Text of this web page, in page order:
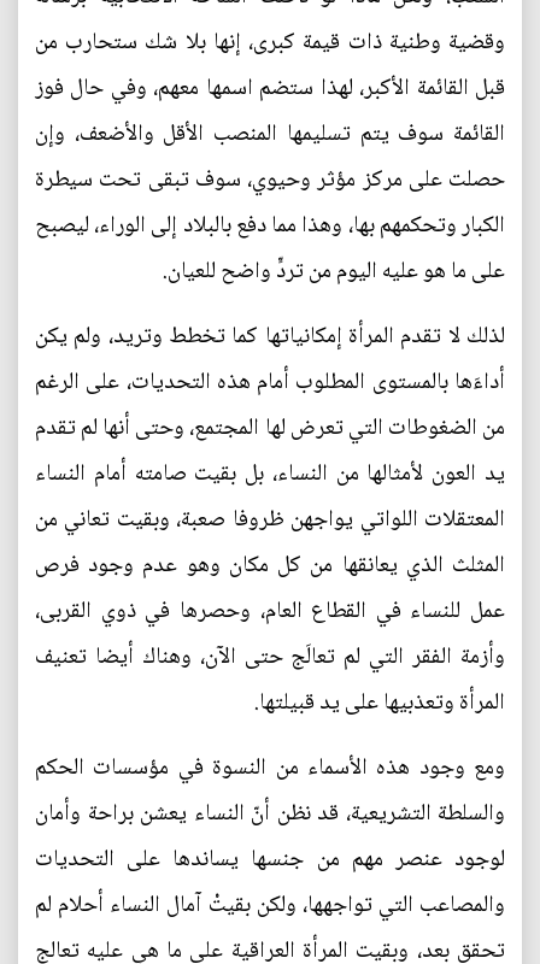
وقضية وطنية ذات قيمة كبرى، إنها بلا شك ستحارب من
قبل القائمة الأكبر، لهذا ستضم اسمها معهم، وفي حال فوز
القائمة سوف يتم تسليمها المنصب الأقل والأضعف، وإن
حصلت على مركز مؤثر وحيوي، سوف تبقى تحت سيطرة
الكبار وتحكمهم بها، وهذا مما دفع بالبلاد إلى الوراء، ليصبح
على ما هو عليه اليوم من تردٍّ واضح للعيان.
لذلك لا تقدم المرأة إمكانياتها كما تخطط وتريد، ولم يكن
أداءَها بالمستوى المطلوب أمام هذه التحديات، على الرغم
من الضغوطات التي تعرض لها المجتمع، وحتى أنها لم تقدم
يد العون لأمثالها من النساء، بل بقيت صامته أمام النساء
المعتقلات اللواتي يواجهن ظروفا صعبة، وبقيت تعاني من
المثلث الذي يعانقها من كل مكان وهو عدم وجود فرص
عمل للنساء في القطاع العام، وحصرها في ذوي القربى،
وأزمة الفقر التي لم تعالَج حتى الآن، وهناك أيضا تعنيف
المرأة وتعذبيها على يد قبيلتها.
ومع وجود هذه الأسماء من النسوة في مؤسسات الحكم
والسلطة التشريعية، قد نظن أنّ النساء يعشن براحة وأمان
لوجود عنصر مهم من جنسها يساندها على التحديات
والمصاعب التي تواجهها، ولكن بقيتْ آمال النساء أحلام لم
تحقق بعد، وبقيت المرأة العراقية على ما هي عليه تعالج